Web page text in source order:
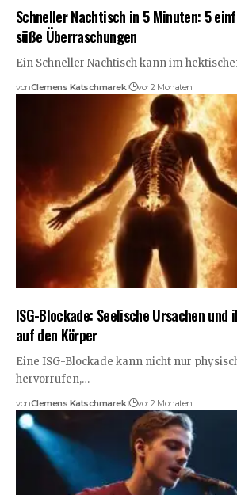
Schneller Nachtisch in 5 Minuten: 5
süße Überraschungen
Ein Schneller Nachtisch kann im
vonClemens Katschmarek vor 2 Monaten
ISG-Blockade: Seelische Ursachen und
auf den Körper
Eine ISG-Blockade kann nicht nur
hervorrufen,…
vonClemens Katschmarek vor 2 Monaten